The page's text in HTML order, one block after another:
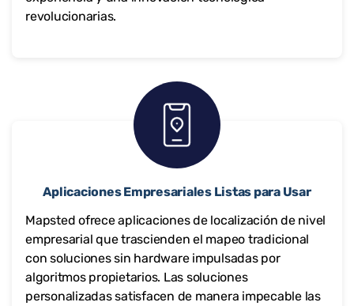
revolucionarias.
Aplicaciones Empresariales Listas para Usar
Mapsted ofrece aplicaciones de localización de nivel
empresarial que trascienden el mapeo tradicional
con soluciones sin hardware impulsadas por
algoritmos propietarios. Las soluciones
personalizadas satisfacen de manera impecable las